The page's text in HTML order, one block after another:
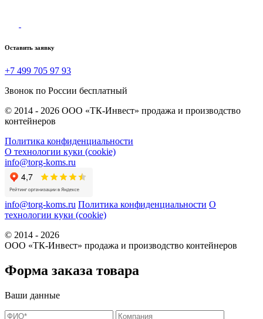
Оставить заявку
+7 499 705 97 93
Звонок по России бесплатный
© 2014 - 2026 ООО «ТК-Инвест» продажа и производство
контейнеров
Политика конфиденциальности
О технологии куки (cookie)
info@torg-koms.ru
info@torg-koms.ru Политика конфиденциальности О
технологии куки (cookie)
© 2014 - 2026
ООО «ТК-Инвест» продажа и производство контейнеров
Форма заказа товара
Ваши данные